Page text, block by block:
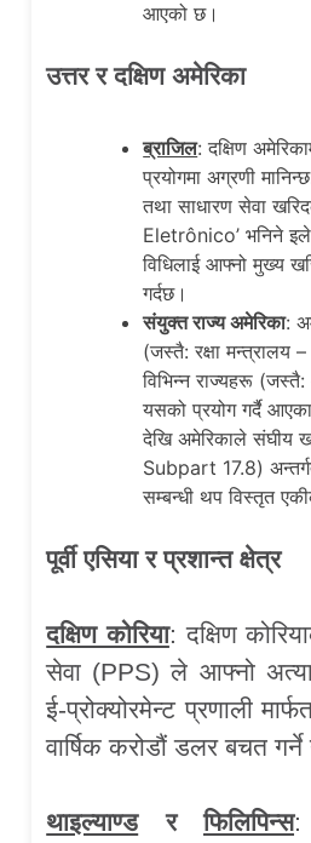
आएको छ।
उत्तर र दक्षिण अमेरिका
ब्राजिल: दक्षिण
प्रयोगमा अग्रणी
तथा साधारण सेवा
Eletrônico’ भनिने
विधिलाई आफ्नो मुख्य
गर्दछ।
संयुक्त राज्य अमेरिका:
(जस्तै: रक्षा
विभिन्न राज्यहरू (जस्तै:
यसको प्रयोग गर्दै
देखि अमेरिकाले संघीय
Subpart 17.8)
सम्बन्धी थप विस्तृत
पूर्वी एसिया र प्रशान्त क्षेत्र
दक्षिण कोरिया: दक्षिण
सेवा (PPS) ले आफ्नो
ई-प्रोक्योरमेन्ट प्रणाली
वार्षिक करोडौं डलर बचत
थाइल्याण्ड र फिलिपिन्स: